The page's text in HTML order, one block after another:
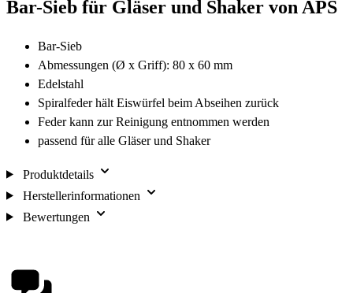
Bar-Sieb für Gläser und Shaker von APS
Bar-Sieb
Abmessungen (Ø x Griff): 80 x 60 mm
Edelstahl
Spiralfeder hält Eiswürfel beim Abseihen zurück
Feder kann zur Reinigung entnommen werden
passend für alle Gläser und Shaker
Produktdetails
Herstellerinformationen
Bewertungen